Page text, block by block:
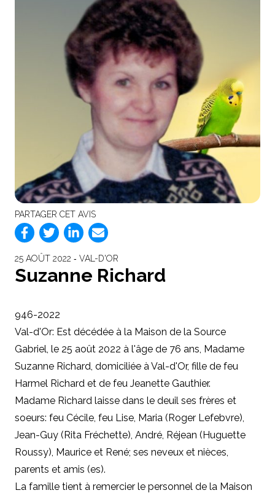
PARTAGER CET AVIS
25 AOÛT 2022 ‐ VAL-D'OR
Suzanne Richard
946-2022
Val-d'Or: Est décédée à la Maison de la Source
Gabriel, le 25 août 2022 à l'âge de 76 ans, Madame
Suzanne Richard, domiciliée à Val-d'Or, fille de feu
Harmel Richard et de feu Jeanette Gauthier.
Madame Richard laisse dans le deuil ses frères et
soeurs: feu Cécile, feu Lise, Maria (Roger Lefebvre),
Jean-Guy (Rita Fréchette), André, Réjean (Huguette
Roussy), Maurice et René; ses neveux et nièces,
parents et amis (es).
La famille tient à remercier le personnel de la Maison